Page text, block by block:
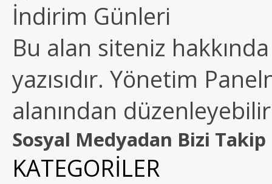
İndirim Günleri
Bu alan siteniz
yazısıdır. Yönetim
alanından
Sosyal Medyadan Bizi Takip
KATEGORİLER